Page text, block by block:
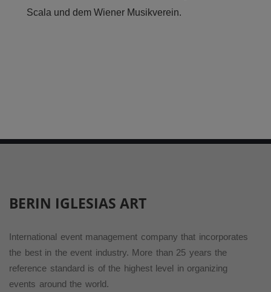
Scala und dem Wiener Musikverein.
BERIN IGLESIAS ART
International event management company that incorporates
the best in the event industry. More than 25 years the
reference standard is of the highest level in organizing
events around the world.